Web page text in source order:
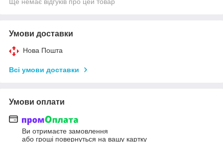
Ще немає відгуків про цей товар
Умови доставки
Нова Пошта
Всі умови доставки
Умови оплати
Ви отримаєте замовлення
або гроші повернуться на вашу картку